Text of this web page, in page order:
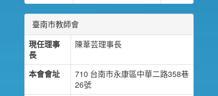
臺南市教師會
現任理事
長
陳葦芸理事長
本會會址
710 台南市永康區中華二路358巷
26號